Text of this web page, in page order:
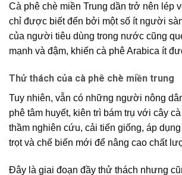
Cà phê chè miền Trung dần trở nên lép
chỉ được biết đến bởi một số ít người
của người tiêu dùng trong nước cũng
mạnh và đậm, khiến cà phê Arabica ít
Thử thách của cà phê chè miền trung
Tuy nhiên, vẫn có những người nông
phê tâm huyết, kiên trì bám trụ với cây
thầm nghiên cứu, cải tiến giống, áp
trọt và chế biến mới để nâng cao chất
Đây là giai đoạn đầy thử thách nhưng